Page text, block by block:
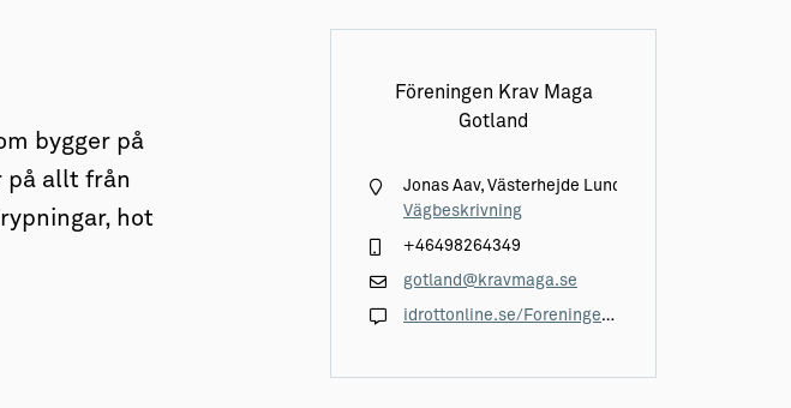
bygger på
på allt från
hot
Föreningen Krav Maga
Gotland
Jonas Aav, Västerhejde Lunds Västra 15
Vägbeskrivning
+46498264349
gotland@kravmaga.se
idrottonline.se/ForeningenKravMagaGotland-BudoochKampsport/